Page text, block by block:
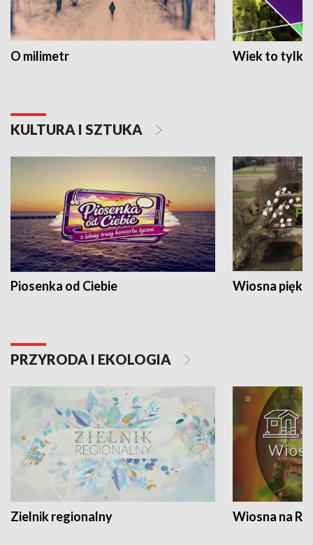
O milimetr Wiek to tylko
KULTURA I SZTUKA
Piosenka od Ciebie Wiosna
PRZYRODA I EKOLOGIA
Zielnik regionalny Wiosna na